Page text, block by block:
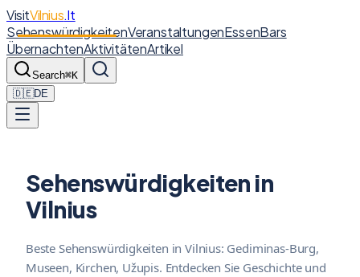
VisitVilnius.lt
SehenswürdigkeitenVeranstaltungenEssenBars
ÜbernachtenAktivitätenArtikel
Search⌘K
🇩🇪DE
Sehenswürdigkeiten in
Vilnius
Beste Sehenswürdigkeiten in Vilnius: Gediminas-Burg,
Museen, Kirchen, Užupis. Entdecken Sie Geschichte und